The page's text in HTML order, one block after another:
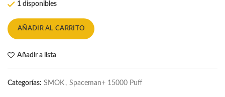
original
era:
$43.999.
es:
$13.999.
1 disponibles
AÑADIR AL CARRITO
Añadir a lista
Categorías: SMOK , Spaceman+ 15000 Puff